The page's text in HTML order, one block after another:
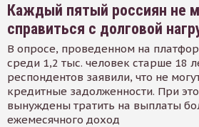
Каждый пятый россиян не
справиться с долговой
В опросе, проведенном на
среди 1,2 тыс. человек старше 18
респондентов заявили, что не
кредитные задолженности. При
вынуждены тратить на выплаты
ежемесячного доход